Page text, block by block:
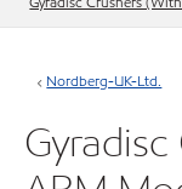
Nordberg-UK-Ltd.